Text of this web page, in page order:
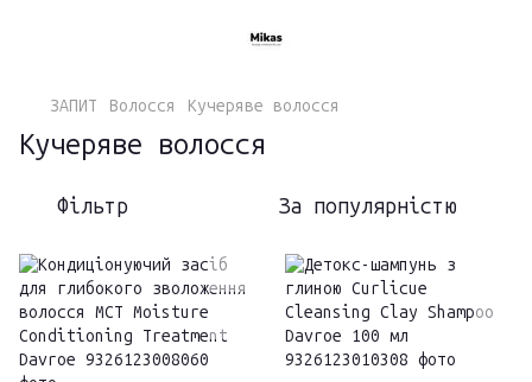
ЗАПИТ Волосся Кучеряве волосся
Кучеряве волосся
Фільтр За популярністю